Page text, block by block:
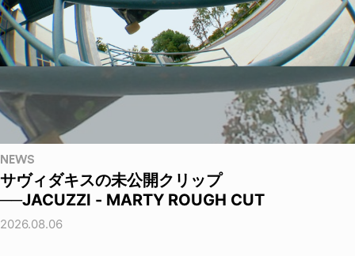
NEWS
サヴィダキスの未公開クリップ
──JACUZZI - MARTY ROUGH CUT
2026.08.06